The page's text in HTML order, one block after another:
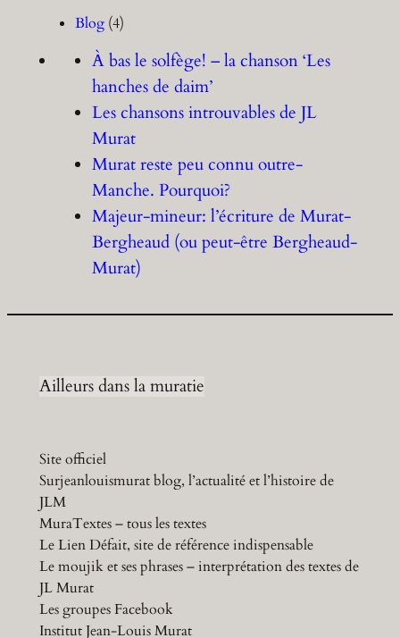
Blog(4)
À bas le solfège! – la chanson ‘Les
hanches de daim’
Les chansons introuvables de JL
Murat
Murat reste peu connu outre-
Manche. Pourquoi?
Majeur-mineur: l’écriture de Murat-
Bergheaud (ou peut-être Bergheaud-
Murat)
Ailleurs dans la muratie
Site officiel
Surjeanlouismurat blog, l’actualité et l’histoire de
JLM
MuraTextes – tous les textes
Le Lien Défait, site de référence indispensable
Le moujik et ses phrases – interprétation des textes de
JL Murat
Les groupes Facebook
Institut Jean-Louis Murat